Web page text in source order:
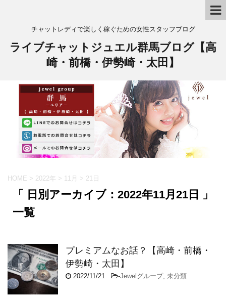
チャットレディで楽しく稼ぐための女性スタッフブログ
ライブチャットジュエル群馬ブログ【高
崎・前橋・伊勢崎・太田】
HOME > 2022年 > 11月 > 21日
「 日別アーカイブ：2022年11月21日 」
一覧
プレミアムなお話？【高崎・前橋・
伊勢崎・太田】
2022/11/21 -Jewelグループ, 未分類